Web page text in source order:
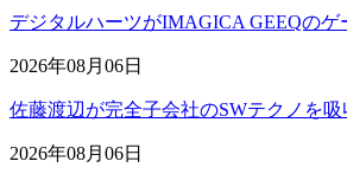
デジタルハーツがIMAGICA GEEQの
2026年08月06日
佐藤渡辺が完全子会社のSWテクノを
2026年08月06日